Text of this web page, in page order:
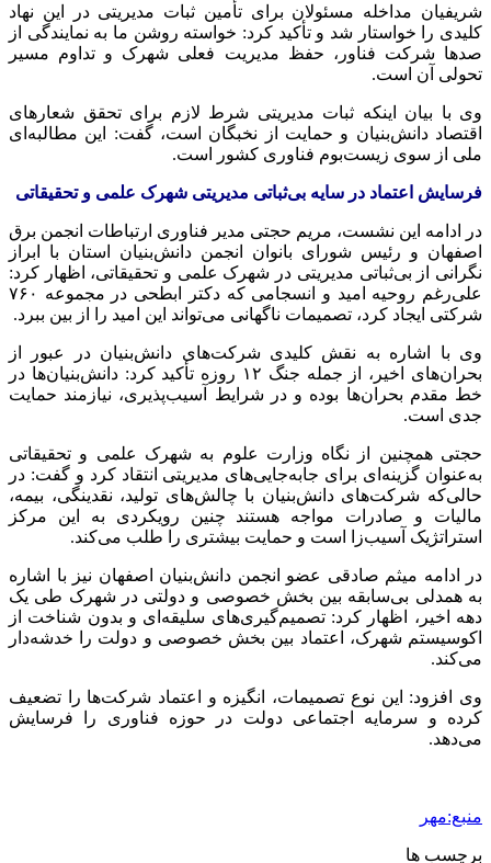
شریفیان مداخله مسئولان برای تأمین ثبات مدیریتی در این نهاد
کلیدی را خواستار شد و تأکید کرد: خواسته روشن ما به نمایندگی از
صدها شرکت فناور ، حفظ مدیریت فعلی شهرک و تداوم مسیر
تحولی آن است.
وی با بیان اینکه ثبات مدیریتی شرط لازم برای تحقق شعارهای
اقتصاد دانش‌بنیان و حمایت از نخبگان است، گفت: این مطالبه‌ای
ملی از سوی زیست‌بوم فناوری کشور است.
فرسایش اعتماد در سایه بی‌ثباتی مدیریتی شهرک علمی و تحقیقاتی
در ادامه این نشست، مریم حجتی مدیر فناوری ارتباطات انجمن برق
اصفهان و رئیس شورای بانوان انجمن دانش‌بنیان استان با ابراز
نگرانی از بی‌ثباتی مدیریتی در شهرک علمی و تحقیقاتی، اظهار کرد:
علی‌رغم روحیه امید و انسجامی که دکتر ابطحی در مجموعه ۷۶۰
شرکتی ایجاد کرد، تصمیمات ناگهانی می‌تواند این امید را از بین ببرد.
وی با اشاره به نقش کلیدی شرکت‌های دانش‌بنیان در عبور از
بحران‌های اخیر، از جمله جنگ ۱۲ روزه تأکید کرد: دانش‌بنیان‌ها در
خط مقدم بحران‌ها بوده و در شرایط آسیب‌پذیری، نیازمند حمایت
جدی است.
حجتی همچنین از نگاه وزارت علوم به شهرک علمی و تحقیقاتی
به‌عنوان گزینه‌ای برای جابه‌جایی‌های مدیریتی انتقاد کرد و گفت: در
حالی‌که شرکت‌های دانش‌بنیان با چالش‌های تولید، نقدینگی، بیمه،
مالیات و صادرات مواجه هستند چنین رویکردی به این مرکز
استراتژیک آسیب‌زا است و حمایت بیشتری را طلب می‌کند.
در ادامه میثم صادقی عضو انجمن دانش‌بنیان اصفهان نیز با اشاره
به همدلی بی‌سابقه بین بخش خصوصی و دولتی در شهرک طی یک
دهه اخیر، اظهار کرد: تصمیم‌گیری‌های سلیقه‌ای و بدون شناخت از
اکوسیستم شهرک، اعتماد بین بخش خصوصی و دولت را خدشه‌دار
می‌کند.
وی افزود: این نوع تصمیمات، انگیزه و اعتماد شرکت‌ها را تضعیف
کرده و سرمایه اجتماعی دولت در حوزه فناوری را فرسایش
می‌دهد.
منبع:مهر
برچسب ها